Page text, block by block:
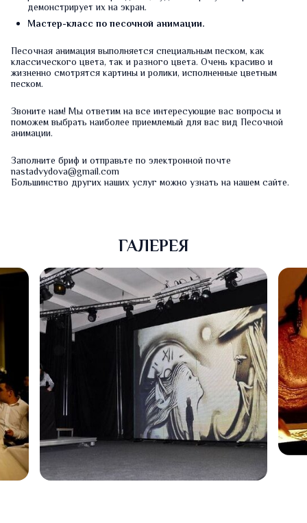
демонстрирует их на экран.
Мастер-класс по песочной анимации.
Песочная анимация выполняется специальным песком, как
классического цвета, так и разного цвета. Очень красиво и
жизненно смотрятся картины и ролики, исполненные цветным
песком.
Звоните нам! Мы ответим на все интересующие вас вопросы и
поможем выбрать наиболее приемлемый для вас вид Песочной
анимации.
Заполните брифи отправьте по электронной почте
nastadvydova@gmail.com
Большинство других наших услуг можно узнать на нашемсайте.
ГАЛЕРЕЯ